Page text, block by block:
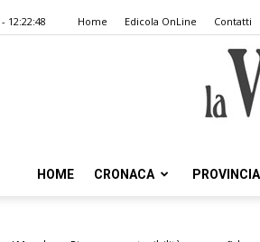
12:22:48 Home Edicola OnLine Contatti
HOME CRONACA PROVINCIA